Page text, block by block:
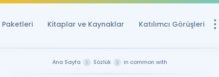
Paketleri Kitaplar ve Kaynaklar Katılımcı Görüşleri
Ücretsiz
YDS ve YÖKDİL
Ana Sayfa Sözlük in common with